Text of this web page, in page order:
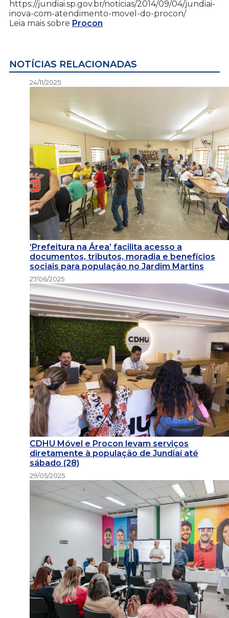
https://jundiai.sp.gov.br/noticias/2014/09/04/jundiai-
inova-com-atendimento-movel-do-procon/
Leia mais sobre Procon
NOTÍCIAS RELACIONADAS
24/11/2025
‘Prefeitura na Área’ facilita acesso a
documentos, tributos, moradia e benefícios
sociais para população no Jardim Martins
27/06/2025
CDHU Móvel e Procon levam serviços
diretamente à população de Jundiaí até
sábado (28)
29/05/2025